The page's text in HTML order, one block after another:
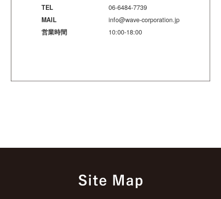
TEL
MAIL
営業時間
06-6484-7739
info@wave-corporation.jp
10:00-18:00